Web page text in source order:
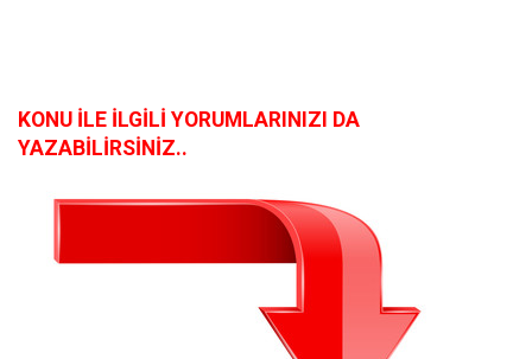
KONU İLE İLGİLİ YORUMLARINIZI DA
YAZABİLİRSİNİZ..